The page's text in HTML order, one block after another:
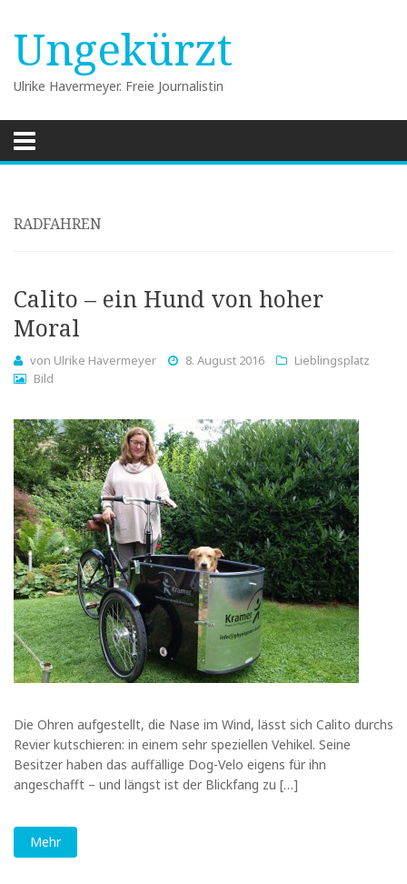
Ungekürzt
Ulrike Havermeyer. Freie Journalistin
Skip
to
content
RADFAHREN
Calito – ein Hund von hoher
Moral
von Ulrike Havermeyer 8. August 2016
Lieblingsplatz
Bild
Die Ohren aufgestellt, die Nase im Wind, lässt sich Calito durchs
Revier kutschieren: in einem sehr speziellen Vehikel. Seine
Besitzer haben das auffällige Dog-Velo eigens für ihn
angeschafft – und längst ist der Blickfang zu […]
Mehr